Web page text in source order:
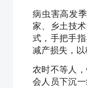
病虫害高发
家、乡土技
式，手把手
减产损失，
农时不等人
会人员下沉